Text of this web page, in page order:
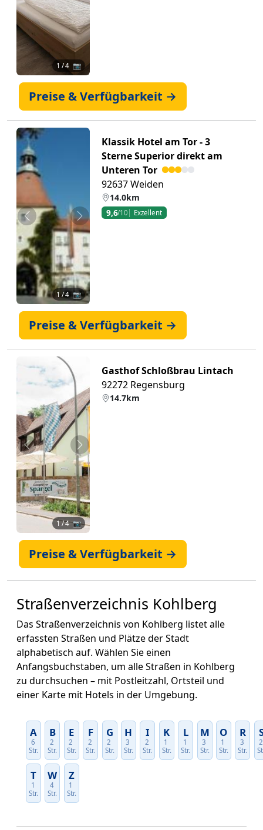
1 / 4 📷
Preise & Verfügbarkeit →
Zurück Weiter
1 / 4 📷
Klassik Hotel am Tor - 3
Sterne Superior direkt am
Unteren Tor
92637 Weiden
14.0km
9,6/10 Exzellent
Preise & Verfügbarkeit →
Zurück Weiter
1/ 4 📷
Gasthof Schloßbrau Lintach
92272 Regensburg
14.7km
Preise & Verfügbarkeit →
Straßenverzeichnis Kohlberg
Das Straßenverzeichnis von Kohlberg listet alle
erfassten Straßen und Plätze der Stadt
alphabetisch auf. Wählen Sie einen
Anfangsbuchstaben, um alle Straßen in Kohlberg
zu durchsuchen – mit Postleitzahl, Ortsteil und
einer Karte mit Hotels in der Umgebung.
A
6
Str.
B
2
Str.
E
2
Str.
F
2
Str.
G
2
Str.
H
3
Str.
I
2
Str.
K
1
Str.
L
1
Str.
M
3
Str.
O
1
Str.
R
3
Str.
T
1
Str.
W
4
Str.
Z
1
Str.